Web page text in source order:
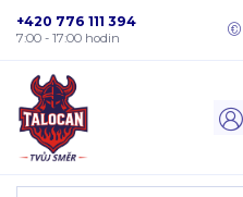
+420 776 111 394
7:00 - 17:00 hodin